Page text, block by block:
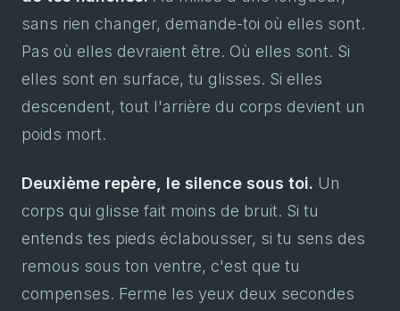
sans rien changer, demande-toi où elles sont.
Pas où elles devraient être. Où elles sont. Si
elles sont en surface, tu glisses. Si elles
descendent, tout l'arrière du corps devient un
poids mort.
Deuxième repère, le silence sous toi. Un
corps qui glisse fait moins de bruit. Si tu
entends tes pieds éclabousser, si tu sens des
remous sous ton ventre, c'est que tu
compenses. Ferme les yeux deux secondes